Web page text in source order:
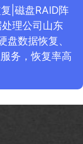
|磁盘RAID阵
理公司山东
盘数据恢复、
务，恢复率高